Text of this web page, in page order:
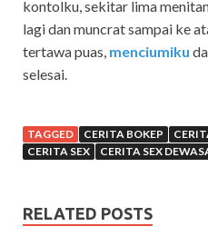
kontolku, sekitar lima
lagi dan muncrat sampai ke
tertawa puas, menciumiku
selesai.
TAGGED CERITA BOKEP
CERITA SEX
CERITA SEX
RELATED POSTS